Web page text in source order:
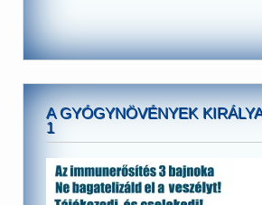
A GYÓGYNÖVÉNYEK
1